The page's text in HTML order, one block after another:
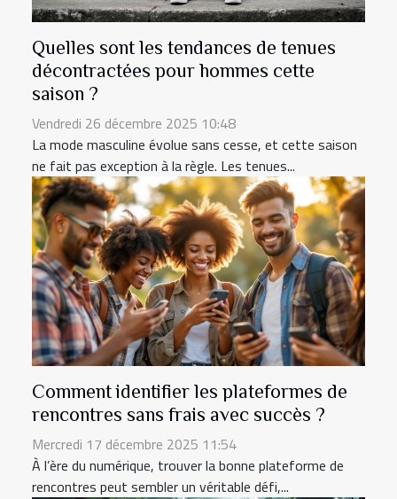
Quelles sont les tendances de tenues
décontractées pour hommes cette
saison ?
Vendredi 26 décembre 2025 10:48
La mode masculine évolue sans cesse, et cette saison
ne fait pas exception à la règle. Les tenues...
Comment identifier les plateformes de
rencontres sans frais avec succès ?
Mercredi 17 décembre 2025 11:54
À l’ère du numérique, trouver la bonne plateforme de
rencontres peut sembler un véritable défi,...